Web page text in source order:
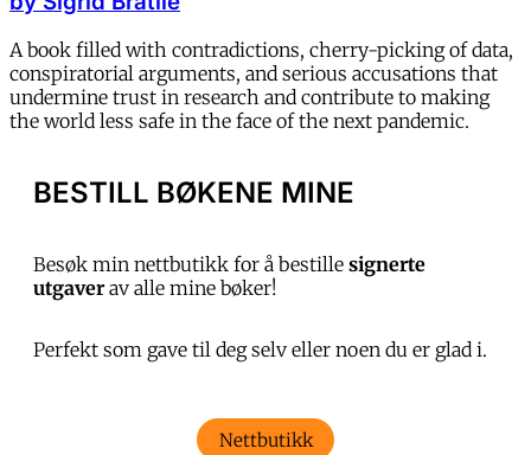
A book filled with contradictions, cherry-picking of data,
conspiratorial arguments, and serious accusations that
undermine trust in research and contribute to making
the world less safe in the face of the next pandemic.
BESTILL BØKENE MINE
Besøk min nettbutikk for å bestille signerte
utgaverav alle mine bøker!
Perfekt som gave til deg selv eller noen du er glad i.
Nettbutikk